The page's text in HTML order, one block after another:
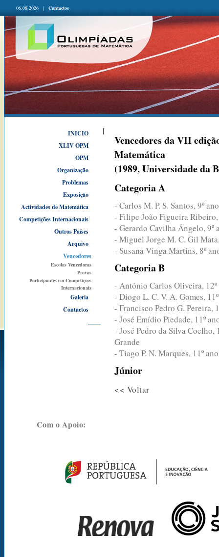
06.08.2026 | Contactos
INICIO
XLIV OPM
OPM
Organização
Problemas
Exposição
Actividades de Matemática
Competições Internacionais
Outros Países
Arquivo
Vencedores
Escolas Vencedoras
Provas
Participantes em Competições
Internacionais
Galeria
Contactos
Vencedores da VII
Matemática
(1989, Universidade da
Categoria A
- Carlos M. P. S. Santos, 9º
- Filipe João Figueira Ribeiro,
- Gerardo Cavilha Ângelo, 9º
- Miguel Jorge M. C. Gil
- Susana Vinga Martins, 8º
Categoria B
- António Carlos Oliveira,
- Diogo L. C. V. A. Gomes,
- Francisco Pedro G. Pereira,
- José Emídio Piedade, 11º
- José Pedro da Silva Coelho,
Grande
- Tiago P. N. Marques, 11º
Júnior
<< Voltar
Com o Apoio: